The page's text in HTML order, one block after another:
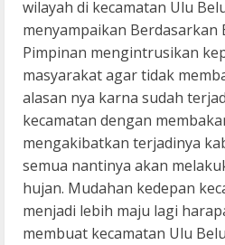
wilayah di kecamatan Ulu
menyampaikan Berdasarkan
Pimpinan mengintrusikan
masyarakat agar tidak
alasan nya karna sudah
kecamatan dengan
mengakibatkan terjadinya
semua nantinya akan
hujan. Mudahan kedepan
menjadi lebih maju lagi
membuat kecamatan Ulu